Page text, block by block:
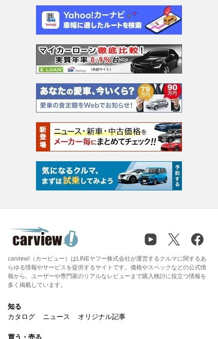
carview!（カービュー）はLINEヤフー株式会社が運営するクルマに関するあ
らゆる情報やサービスを提供するサイトです。価格やスペックなどの公式情
報から、ユーザーや専門家のリアルなレビューまで購入検討に役立つ情報を
多く掲載しています。
知る
カタログ
ニュース オリジナル記事
買う・売る